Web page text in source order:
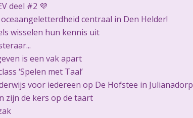
deel #2 💜
centraal in Den Helder!
wisselen hun kennis uit
is een vak apart
‘Spelen met Taal’
voor iedereen op De Hofstee in Julianadorp
zijn de kers op de taart